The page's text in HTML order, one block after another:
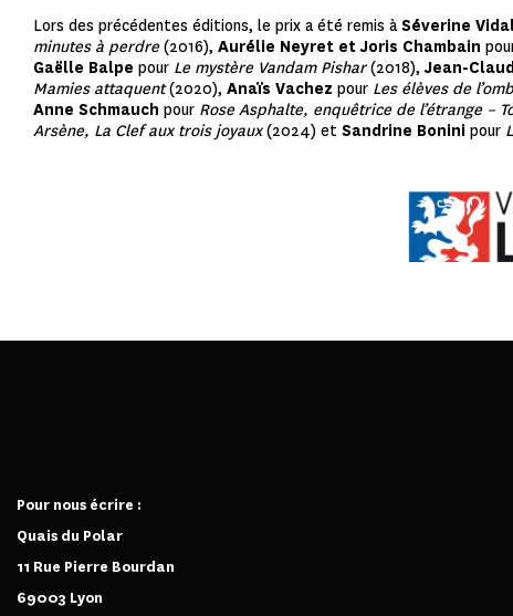
Lors des précédentes éditions, le prix a été remis à Séverine
minutes à perdre(2016), Aurélie Neyret et Joris Chambain
Gaëlle Balpe pour Le mystère Vandam Pishar(2018),Jean-
Mamies attaquent(2020), Anaïs Vachez pour Les élèves de
Anne Schmauch pour Rose Asphalte, enquêtrice de l’étrange –
Arsène, La Clef aux trois joyaux(2024) et Sandrine Bonini pour
Pour nous écrire :
Quais du Polar
11 Rue Pierre Bourdan
69003 Lyon